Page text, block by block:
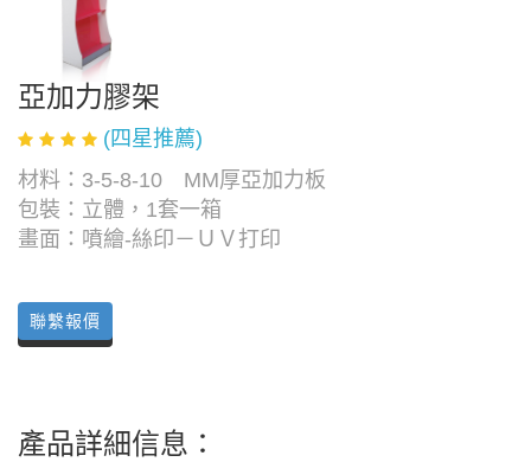
亞加力膠架
(四星推薦)
材料：3-5-8-10 MM厚亞加力板
包裝：立體，1套一箱
畫面：噴繪-絲印－ＵＶ打印
聯繫報價
產品詳細信息：